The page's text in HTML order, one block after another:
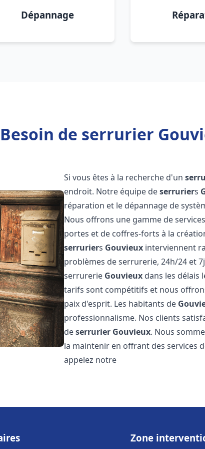
Dépannage
Besoin de serrurier
Si vous êtes à la recherche d'un
endroit. Notre équipe deserruriers
réparation et le dépannage de
Nous offrons une gamme de
portes et de coffres-forts à la
serruriers Gouvieux interviennent
problèmes de serrurerie, 24h/24 et
serrurerie Gouvieux dans les délais
tarifs sont compétitifs et nous
paix d'esprit. Les habitants de
professionnalisme. Nos clients
deserrurier Gouvieux. Nous
la maintenir en offrant des services
appelez notre
Zone